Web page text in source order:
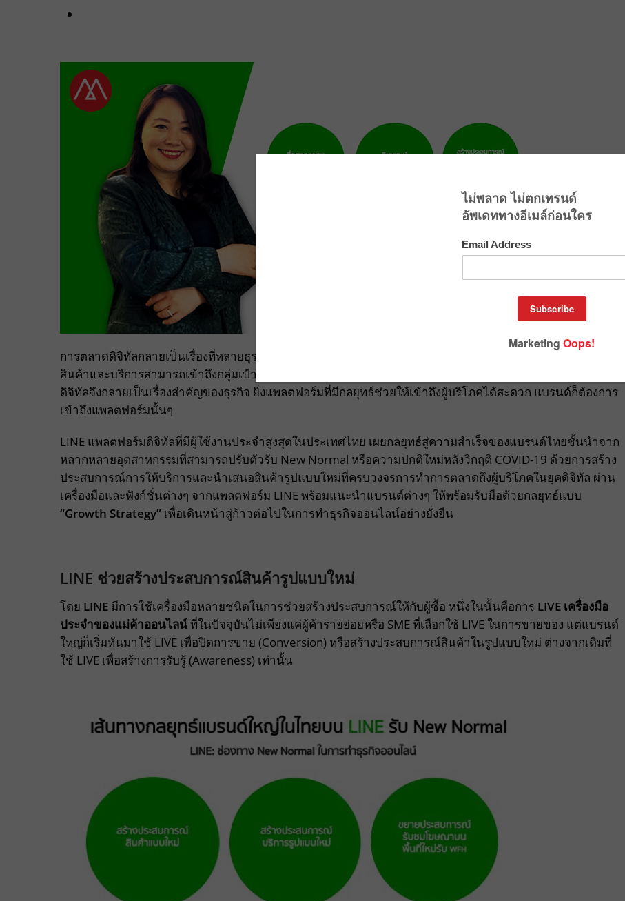
การตลาดดิจิทัลกลายเป็นเรื่องที่หลายธุรกิจให้ความสำคัญ ไม่ว่าจะเป็นธุรกิจรายย่อยหรือธุรกิจขนาดใหญ่ เพื่อให้
สินค้าและบริการสามารถเข้าถึงกลุ่มเป้าหมายได้ตามความต้องการในรูปแบบแต่ละบุคคล การเลือกใช้แพลตฟอร์ม
ดิจิทัลจึงกลายเป็นเรื่องสำคัญของธุรกิจ ยิ่งแพลตฟอร์มที่มีกลยุทธ์ช่วยให้เข้าถึงผู้บริโภคได้สะดวก แบรนด์ก็ต้องการ
เข้าถึงแพลตฟอร์มนั้นๆ
LINE แพลตฟอร์มดิจิทัลที่มีผู้ใช้งานประจำสูงสุดในประเทศไทย เผยกลยุทธ์สู่ความสำเร็จของแบรนด์ไทยชั้นนำจาก
หลากหลายอุตสาหกรรมที่สามารถปรับตัวรับ New Normal หรือความปกติใหม่หลังวิกฤติ COVID-19 ด้วยการสร้าง
ประสบการณ์การให้บริการและนำเสนอสินค้ารูปแบบใหม่ที่ครบวงจรการทำการตลาดถึงผู้บริโภคในยุคดิจิทัล ผ่าน
เครื่องมือและฟังก์ชั่นต่างๆ จากแพลตฟอร์ม LINE พร้อมแนะนำแบรนด์ต่างๆ ให้พร้อมรับมือด้วยกลยุทธ์แบบ
“Growth Strategy” เพื่อเดินหน้าสู่ก้าวต่อไปในการทำธุรกิจออนไลน์อย่างยั่งยืน
LINE ช่วยสร้างประสบการณ์สินค้ารูปแบบใหม่
โดย LINE มีการใช้เครื่องมือหลายชนิดในการช่วยสร้างประสบการณ์ให้กับผู้ซื้อ หนึ่งในนั้นคือการ LIVE เครื่องมือ
ประจำของแม่ค้าออนไลน์ที่ในปัจจุบันไม่เพียงแค่ผู้ค้ารายย่อยหรือ SME ที่เลือกใช้ LIVE ในการขายของ แต่แบรนด์
ใหญ่ก็เริ่มหันมาใช้ LIVE เพื่อปิดการขาย (Conversion) หรือสร้างประสบการณ์สินค้าในรูปแบบใหม่ ต่างจากเดิมที่
ใช้ LIVE เพื่อสร้างการรับรู้ (Awareness) เท่านั้น